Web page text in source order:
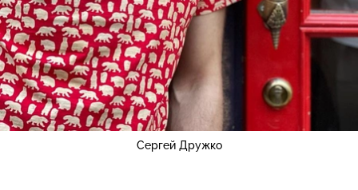
Сергей Дружко